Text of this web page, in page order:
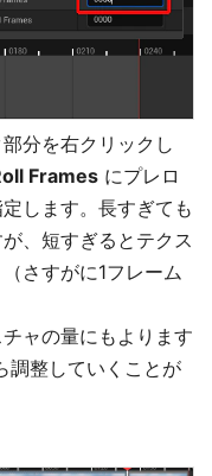
分を右クリックし
Frames にプレロ
します。長すぎても
、短すぎるとテクス
さすがに1フレーム
ャの量にもよります
調整していくことが